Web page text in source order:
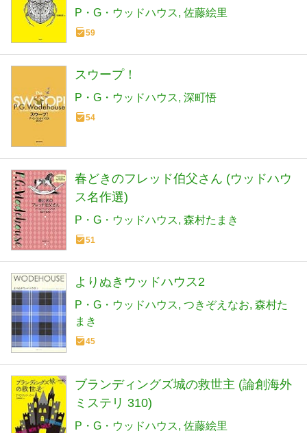
P・G・ウッドハウス 佐藤絵里
59
スウープ！
P・G・ウッドハウス 深町悟
54
春どきのフレッド伯父さん (ウッドハウ
ス名作選)
P・G・ウッドハウス 森村たまき
51
よりぬきウッドハウス2
P・G・ウッドハウス つきぞえなお 森村た
まき
45
ブランディングズ城の救世主 (論創海外
ミステリ 310)
P・G・ウッドハウス 佐藤絵里